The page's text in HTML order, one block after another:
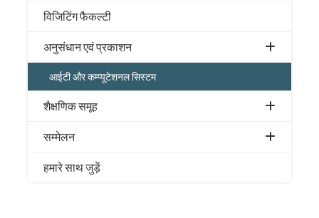
विजिटिंग फैकल्टी
अनुसंधान एवं प्रकाशन
आईटी और कम्प्यूटेशनल सिस्टम
शैक्षणिक समूह
सम्मेलन
हमारे साथ जुड़ें